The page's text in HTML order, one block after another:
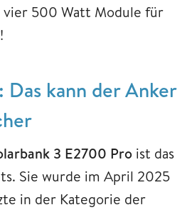
vier 500 Watt Module für
Das kann der Anker
3 E2700 Pro ist das
Sie wurde im April 2025
in der Kategorie der